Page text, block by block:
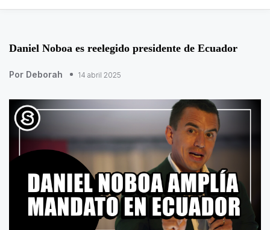
Daniel Noboa es reelegido presidente de Ecuador
Por Deborah 14 abril 2025